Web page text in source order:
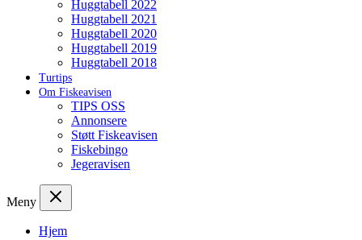
Huggtabell 2022
Huggtabell 2021
Huggtabell 2020
Huggtabell 2019
Huggtabell 2018
Turtips
Om Fiskeavisen
TIPS OSS
Annonsere
Støtt Fiskeavisen
Fiskebingo
Jegeravisen
Meny
Hjem